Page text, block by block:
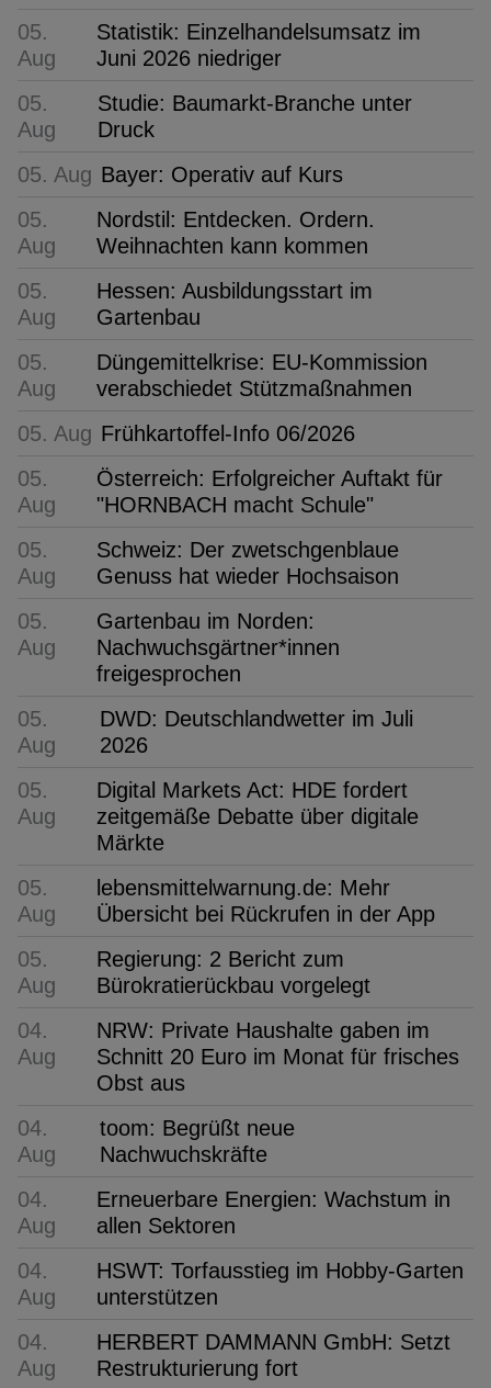
05.
Aug
Statistik: Einzelhandelsumsatz im
Juni 2026 niedriger
05.
Aug
Studie: Baumarkt-Branche unter
Druck
05. Aug Bayer: Operativ auf Kurs
05.
Aug
Nordstil: Entdecken. Ordern.
Weihnachten kann kommen
05.
Aug
Hessen: Ausbildungsstart im
Gartenbau
05.
Aug
Düngemittelkrise: EU-Kommission
verabschiedet Stützmaßnahmen
05. Aug Frühkartoffel-Info 06/2026
05.
Aug
Österreich: Erfolgreicher Auftakt für
"HORNBACH macht Schule"
05.
Aug
Schweiz: Der zwetschgenblaue
Genuss hat wieder Hochsaison
05.
Aug
Gartenbau im Norden:
Nachwuchsgärtner*innen
freigesprochen
05.
Aug
DWD: Deutschlandwetter im Juli
2026
05.
Aug
Digital Markets Act: HDE fordert
zeitgemäße Debatte über digitale
Märkte
05.
Aug
lebensmittelwarnung.de: Mehr
Übersicht bei Rückrufen in der App
05.
Aug
Regierung: 2 Bericht zum
Bürokratierückbau vorgelegt
04.
Aug
NRW: Private Haushalte gaben im
Schnitt 20 Euro im Monat für frisches
Obst aus
04.
Aug
toom: Begrüßt neue
Nachwuchskräfte
04.
Aug
Erneuerbare Energien: Wachstum in
allen Sektoren
04.
Aug
HSWT: Torfausstieg im Hobby-Garten
unterstützen
04.
Aug
HERBERT DAMMANN GmbH: Setzt
Restrukturierung fort